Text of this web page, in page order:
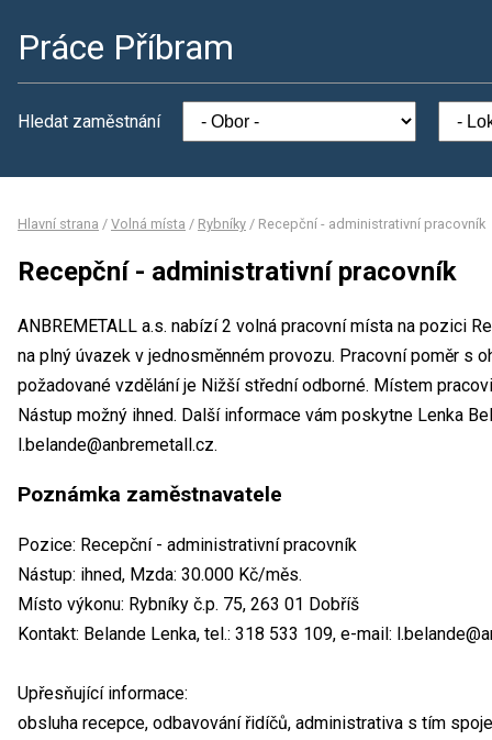
Práce Příbram
Hledat zaměstnání
Hlavní strana / Volná místa / Rybníky / Recepční - administrativní pracovník
Recepční - administrativní pracovník
ANBREMETALL a.s. nabízí 2 volná pracovní místa na pozici
na plný úvazek v jednosměnném provozu. Pracovní poměr s
požadované vzdělání je Nižší střední odborné. Místem
Nástup možný ihned. Další informace vám poskytne Lenka
l.belande@anbremetall.cz.
Poznámka zaměstnavatele
Pozice: Recepční - administrativní pracovník
Nástup: ihned, Mzda: 30.000 Kč/měs.
Místo výkonu: Rybníky č.p. 75, 263 01 Dobříš
Kontakt: Belande Lenka, tel.: 318 533 109, e-mail:
Upřesňující informace:
obsluha recepce, odbavování řidíčů, administrativa s tím